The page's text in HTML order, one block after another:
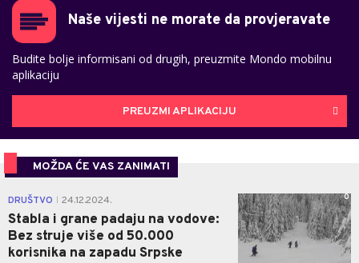
Naše vijesti ne morate da provjeravate
Budite bolje informisani od drugih, preuzmite Mondo mobilnu
aplikaciju
PREUZMI APLIKACIJU
MOŽDA ĆE VAS ZANIMATI
DRUŠTVO 24.12.2024.
Stabla i grane padaju na vodove:
Bez struje više od 50.000
korisnika na zapadu Srpske
0